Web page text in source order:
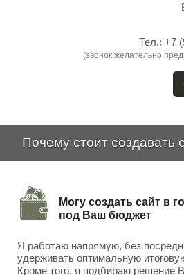
Тел.: +7
(звонок желательно
Почему стоит создавать
Могу создать сайт в
под Ваш бюджет
Я работаю напрямую, без
удерживать оптимальную
Кроме того, я подбираю решение